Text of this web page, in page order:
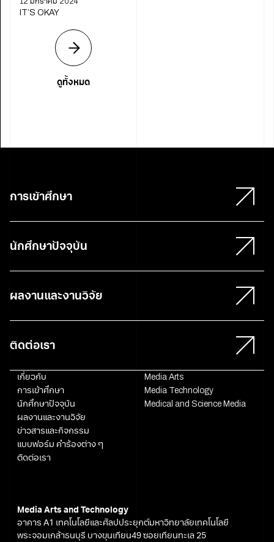
IT’S OKAY
ดูทั้งหมด
การเข้าศึกษา
นักศึกษาปัจจุบัน
ผลงานและงานวิจัย
ติดต่อเรา
เกี่ยวกับ
การเข้าศึกษา
นักศึกษาปัจจุบัน
ผลงานและงานวิจัย
ข่าวสารและกิจกรรม
แบบฟอร์ม คำร้องต่าง ๆ
ติดต่อเรา
Media Arts
Media Technology
Medical and Science Media
Media Arts and Technology
อาคาร A1 เทคโนโลยีและศิลปประยุกต์มหาวิทยาลัยเทคโนโลยี
พระจอมเกล้าธนบุรี บางขุนเทียน49 ซอยเทียนทะเล 25